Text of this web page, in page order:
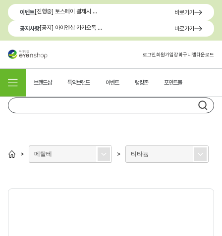
이벤트 [진행중] 토스페이 결제시 최대 1.3만원 혜택 바로가기
공지사항 [공지] 아이엔샵 카카오톡 1:1 문의 채널 이용 안내 바로가기
로그인회원가입장바구니앱다운로드
브랜드샵 특약브랜드 이벤트 랭킹존 포인트몰
> 메탈테 > 티타늄